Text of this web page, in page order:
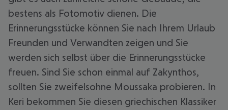
bestens als Fotomotiv dienen. Die
Erinnerungsstücke können Sie nach Ihrem Urlaub
Freunden und Verwandten zeigen und Sie
werden sich selbst über die Erinnerungsstücke
freuen. Sind Sie schon einmal auf Zakynthos,
sollten Sie zweifelsohne Moussaka probieren. In
Keri bekommen Sie diesen griechischen Klassiker